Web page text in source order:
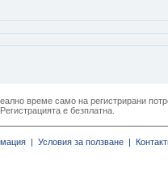
време само на регистрирани
е безплатна.
| Условия за ползване |